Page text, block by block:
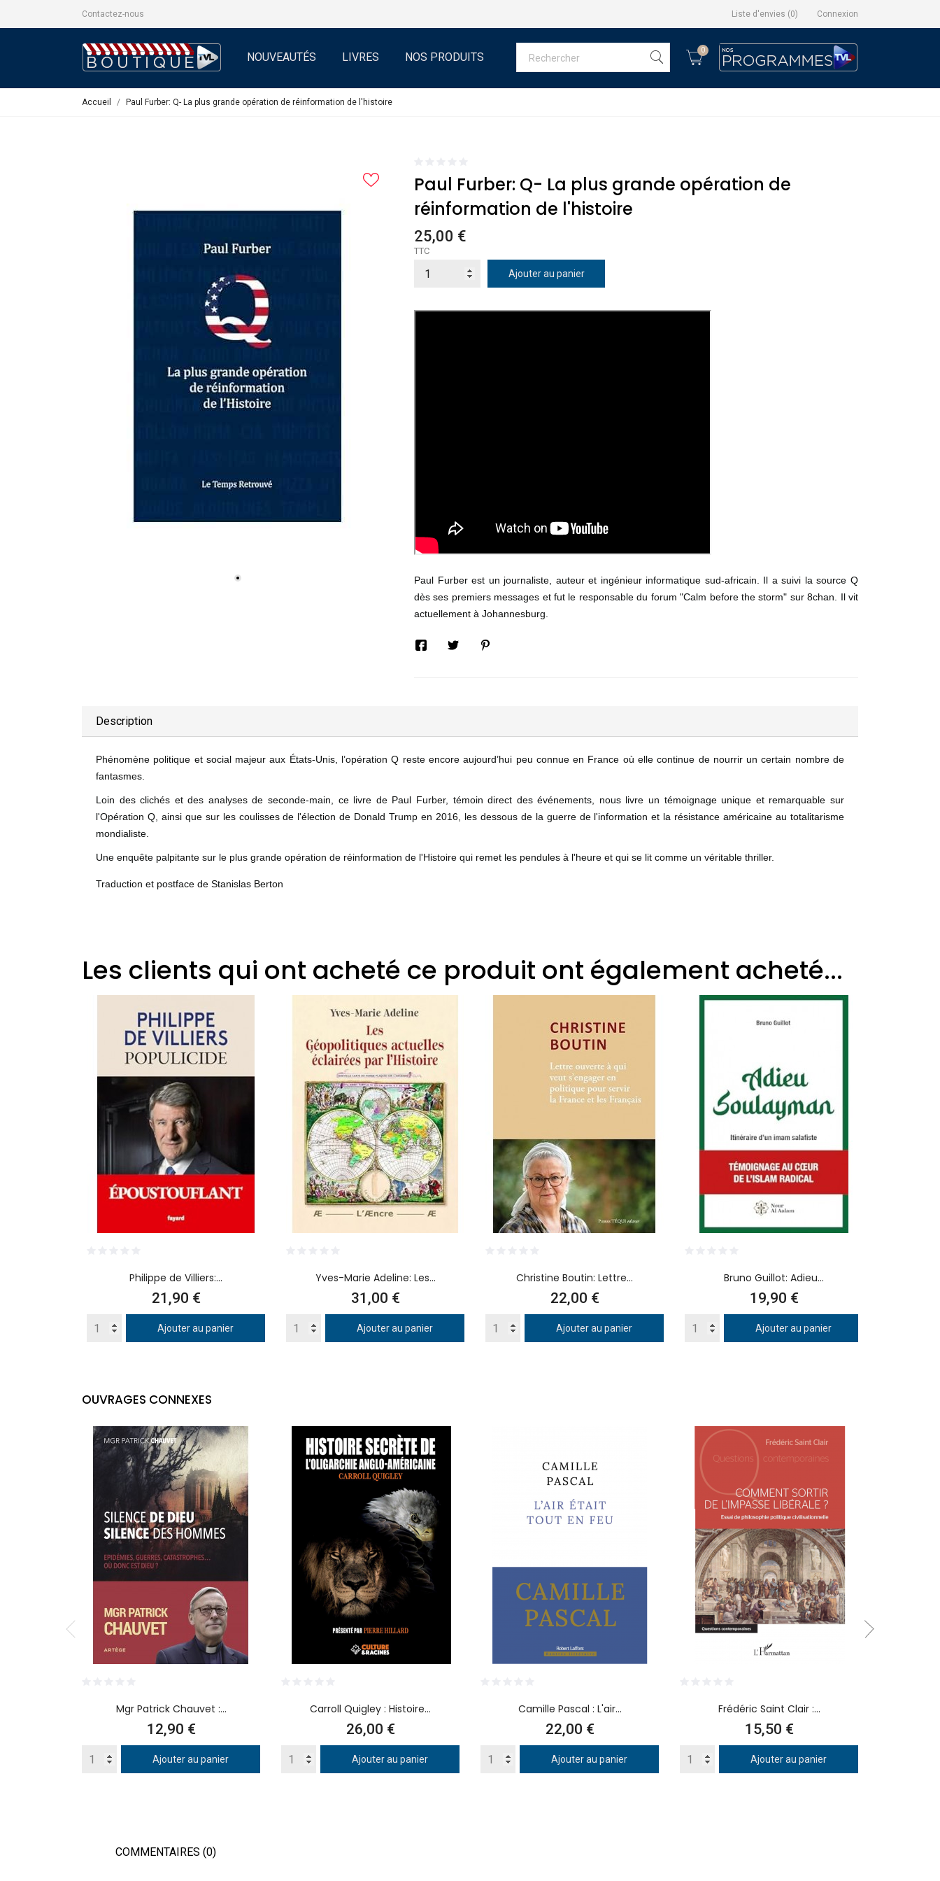
Contactez-nous Liste d'envies (0) Connexion
NOUVEAUTÉS LIVRES NOS PRODUITS 0
Accueil Paul Furber: Q- La plus grande opération de réinformation de l'histoire
Paul Furber: Q- La plus grande opération de
réinformation de l'histoire
25,00 €
TTC
Ajouter au panier
Paul Furber est un journaliste, auteur et ingénieur informatique sud-africain. Il a suivi la source Q
dès ses premiers messages et fut le responsable du forum "Calm before the storm" sur 8chan. Il vit
actuellement à Johannesburg.
Description
Phénomène politique et social majeur aux États-Unis, l’opération Q reste encore aujourd’hui peu connue en France où elle continue de nourrir un certain nombre de
fantasmes.
Loin des clichés et des analyses de seconde-main, ce livre de Paul Furber, témoin direct des événements, nous livre un témoignage unique et remarquable sur
l'Opération Q, ainsi que sur les coulisses de l'élection de Donald Trump en 2016, les dessous de la guerre de l'information et la résistance américaine au totalitarisme
mondialiste.
Une enquête palpitante sur le plus grande opération de réinformation de l'Histoire qui remet les pendules à l'heure et qui se lit comme un véritable thriller.
Traduction et postface de Stanislas Berton
Les clients qui ont acheté ce produit ont également acheté...
Philippe de Villiers:...
Prix
21,90 €
Ajouter au panier
Yves-Marie Adeline: Les...
Prix
31,00 €
Ajouter au panier
Christine Boutin: Lettre...
Prix
22,00 €
Ajouter au panier
Bruno Guillot: Adieu...
Prix
19,90 €
Ajouter au panier
OUVRAGES CONNEXES
Mgr Patrick Chauvet :...
Prix
12,90 €
Ajouter au panier
Carroll Quigley : Histoire...
Prix
26,00 €
Ajouter au panier
Camille Pascal : L'air...
Prix
22,00 €
Ajouter au panier
Frédéric Saint Clair :...
Prix
15,50 €
Ajouter au panier
COMMENTAIRES (0)